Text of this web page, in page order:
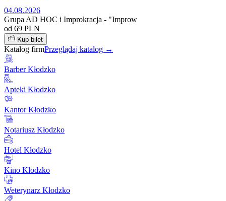
04.08.2026
Grupa AD HOC i Improkracja - "Improw
od 69 PLN
Kup bilet
Katalog firmPrzeglądaj katalog →
Barber Kłodzko
Apteki Kłodzko
Kantor Kłodzko
Notariusz Kłodzko
Hotel Kłodzko
Kino Kłodzko
Weterynarz Kłodzko